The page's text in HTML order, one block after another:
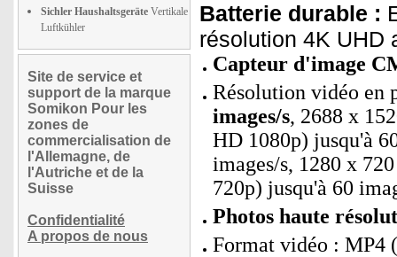
Sichler Haushaltsgeräte Vertikale
Luftkühler
Site de service et
support de la marque
Somikon Pour les
zones de
commercialisation de
l'Allemagne, de
l'Autriche et de la
Suisse
Confidentialité
A propos de nous
Batterie durable :
résolution 4K UHD
Capteur d'image
Résolution vidéo en
images/s, 2688 x
HD 1080p) jusqu'à
images/s, 1280 x
720p) jusqu'à 60
Photos haute
Format vidéo : MP4